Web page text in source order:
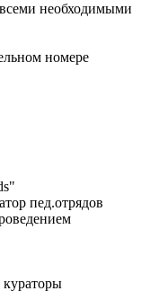
необходимыми
номере
пед.отрядов